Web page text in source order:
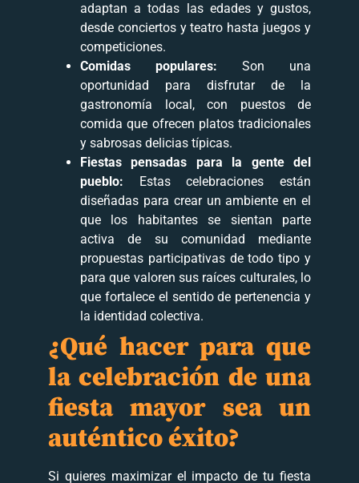
adaptan a todas las edades y gustos,
desde conciertos y teatro hasta juegos y
competiciones.
Comidas populares: Son una
oportunidad para disfrutar de la
gastronomía local, con puestos de
comida que ofrecen platos tradicionales
y sabrosas delicias típicas.
Fiestas pensadas para la gente del
pueblo: Estas celebraciones están
diseñadas para crear un ambiente en el
que los habitantes se sientan parte
activa de su comunidad mediante
propuestas participativas de todo tipo y
para que valoren sus raíces culturales, lo
que fortalece el sentido de pertenencia y
la identidad colectiva.
¿Qué hacer para que
la celebración de una
fiesta mayor sea un
auténtico éxito?
Si quieres maximizar el impacto de tu fiesta